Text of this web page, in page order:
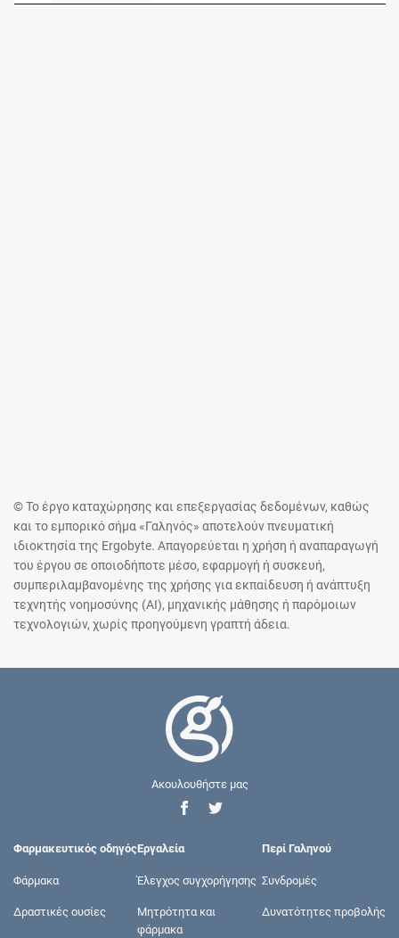
© Το έργο καταχώρησης και επεξεργασίας δεδομένων, καθώς
και το εμπορικό σήμα «Γαληνός» αποτελούν πνευματική
ιδιοκτησία της Ergobyte. Απαγορεύεται η χρήση ή αναπαραγωγή
του έργου σε οποιοδήποτε μέσο, εφαρμογή ή συσκευή,
συμπεριλαμβανομένης της χρήσης για εκπαίδευση ή ανάπτυξη
τεχνητής νοημοσύνης (AI), μηχανικής μάθησης ή παρόμοιων
τεχνολογιών, χωρίς προηγούμενη γραπτή άδεια.
Ακουλουθήστε μας
Φαρμακευτικός οδηγός
Φάρμακα
Δραστικές ουσίες
Εργαλεία
Έλεγχος συγχορήγησης
Μητρότητα και
φάρμακα
Περί Γαληνού
Συνδρομές
Δυνατότητες προβολής